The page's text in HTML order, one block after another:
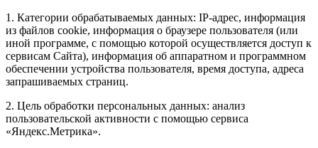
1. Категории обрабатываемых данных: IP-адрес, информация
из файлов cookie, информация о браузере пользователя (или
иной программе, с помощью которой осуществляется доступ к
сервисам Сайта), информация об аппаратном и программном
обеспечении устройства пользователя, время доступа, адреса
запрашиваемых страниц.
2. Цель обработки персональных данных: анализ
пользовательской активности с помощью сервиса
«Яндекс.Метрика».